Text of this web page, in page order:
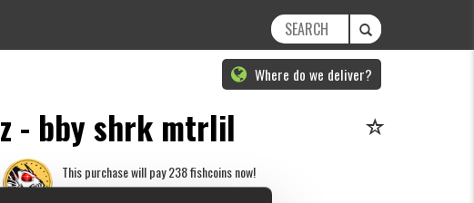
Where do we deliver?
z - bby shrk mtrlil
This purchase will pay 238 fishcoins now!
What is this?